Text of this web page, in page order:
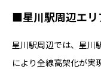
■星川駅周辺エリ
星川駅周辺では、星川
により全線高架化が実